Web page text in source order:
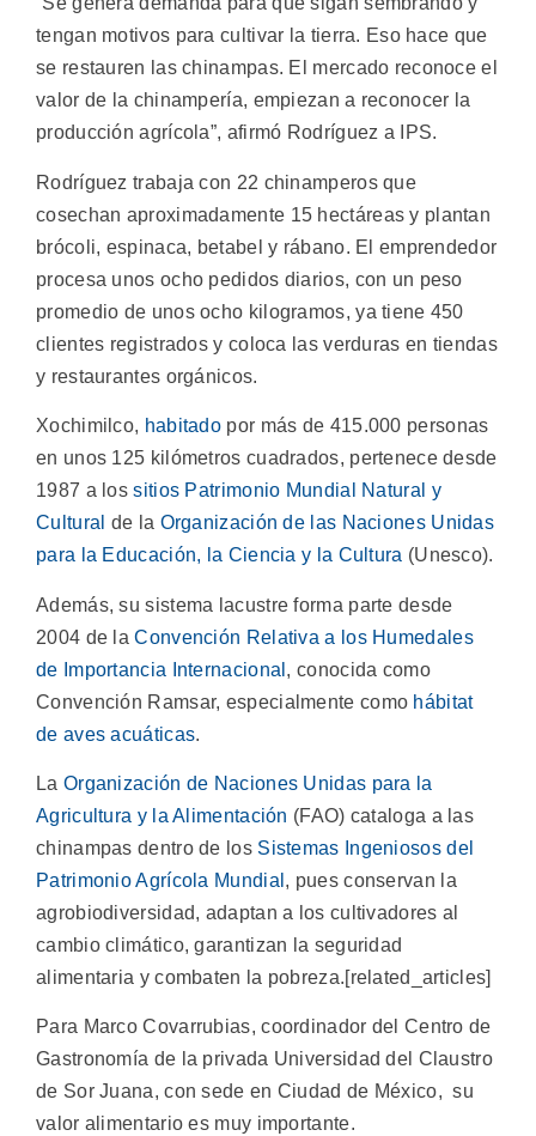
tengan motivos para cultivar la tierra. Eso hace que
se restauren las chinampas. El mercado reconoce el
valor de la chinampería, empiezan a reconocer la
producción agrícola”, afirmó Rodríguez a IPS.
Rodríguez trabaja con 22 chinamperos que
cosechan aproximadamente 15 hectáreas y plantan
brócoli, espinaca, betabel y rábano. El emprendedor
procesa unos ocho pedidos diarios, con un peso
promedio de unos ocho kilogramos, ya tiene 450
clientes registrados y coloca las verduras en tiendas
y restaurantes orgánicos.
Xochimilco, habitado por más de 415.000 personas
en unos 125 kilómetros cuadrados, pertenece desde
1987 a lossitios Patrimonio Mundial Natural y
Cultural de la Organización de las Naciones Unidas
para la Educación, la Ciencia y la Cultura (Unesco).
Además, su sistema lacustre forma parte desde
2004 de laConvención Relativa a los Humedales
de Importancia Internacional , conocida como
Convención Ramsar, especialmente como hábitat
de aves acuáticas.
La Organización de Naciones Unidas para la
Agricultura y la Alimentación (FAO) cataloga a las
chinampas dentro de los Sistemas Ingeniosos del
Patrimonio Agrícola Mundial , pues conservan la
agrobiodiversidad, adaptan a los cultivadores al
cambio climático, garantizan la seguridad
alimentaria y combaten la pobreza.[related_articles]
Para Marco Covarrubias, coordinador del Centro de
Gastronomía de la privada Universidad del Claustro
de Sor Juana, con sede en Ciudad de México, su
valor alimentario es muy importante.